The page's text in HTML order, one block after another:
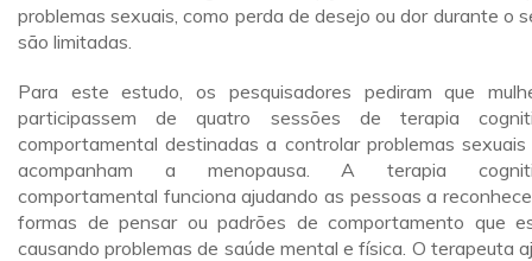
problemas sexuais, como perda de desejo ou dor durante o
são limitadas.
Para este estudo, os pesquisadores pediram que
participassem de quatro sessões de terapia
comportamental destinadas a controlar problemas sexuais
acompanham a menopausa. A terapia
comportamental funciona ajudando as pessoas a
formas de pensar ou padrões de comportamento que
causando problemas de saúde mental e física. O terapeuta